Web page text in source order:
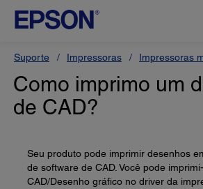
Suporte Impressoras Impressoras
Como imprimo um
de CAD?
Seu produto pode imprimir desenhos
de software de CAD. Você pode
CAD/Desenho gráfico no driver da